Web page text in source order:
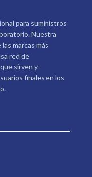
para suministros
Nuestra
marcas más
red de
sirven y
finales en los